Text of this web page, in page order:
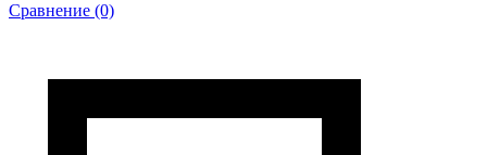
Сравнение (0)